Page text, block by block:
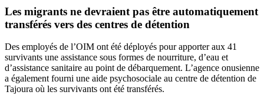
Les migrants ne devraient pas être automatiquement
transférés vers des centres de détention
Des employés de l’OIM ont été déployés pour apporter aux 41
survivants une assistance sous formes de nourriture, d’eau et
d’assistance sanitaire au point de débarquement. L’agence onusienne
a également fourni une aide psychosociale au centre de détention de
Tajoura où les survivants ont été transférés.